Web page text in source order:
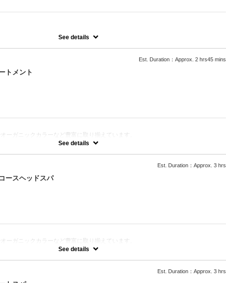
See details
Est. Duration：Approx. 2 hrs45 mins
トメント
ーガニックカラーなど豊富に取り揃えています。
択をさせて頂きます。
て料金が異なります。
See details
Est. Duration：Approx. 3 hrs
ースヘッドスパ
ーガニックカラーなど豊富に取り揃えています。
がらベストな選択をさせて頂きます。
See details
Est. Duration：Approx. 3 hrs